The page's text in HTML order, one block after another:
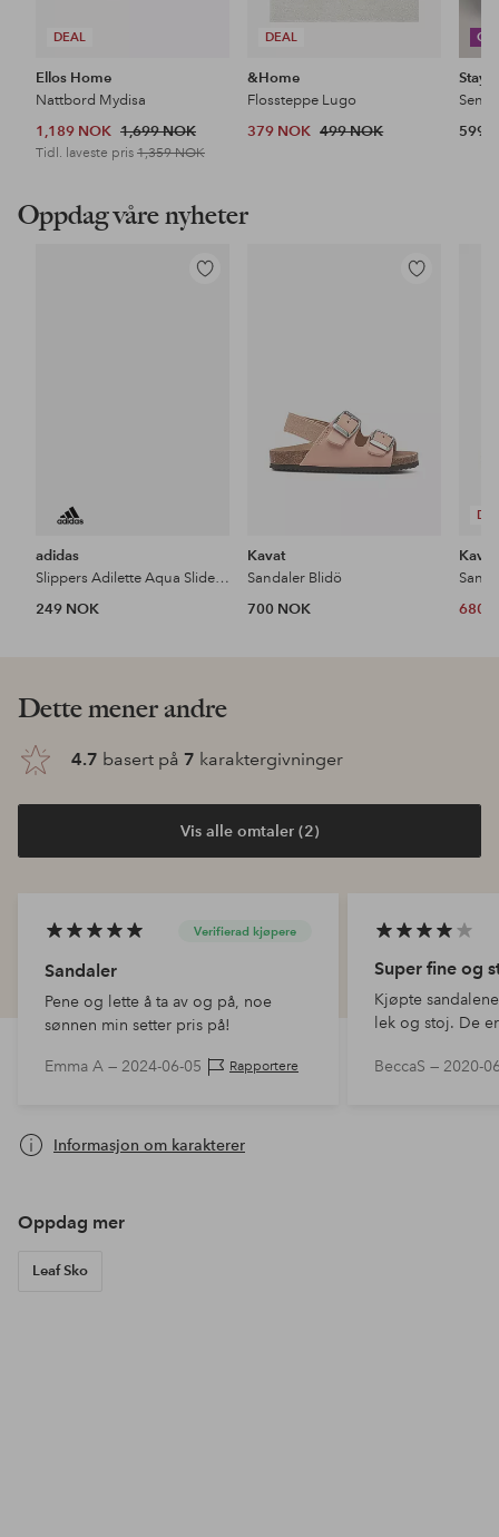
DEAL
Ellos Home
Nattbord Mydisa
1,189 NOK 1,699 NOK
Tidl. laveste pris 1,359 NOK
DEAL
&Home
Flossteppe Lugo
379 NOK 499 NOK 599
Oppdag våre nyheter
Legg
adidas
Slippers Adilette Aqua Slides K
249 NOK
Legg
Kavat
Sandaler Blidö
700 NOK
Kavat
680
Dette mener andre
4.7 basert på 7 karaktergivninger
Vis alle omtaler (2)
Verifierad kjøpere
Sandaler
Pene og lette å ta av og på, noe
sønnen min setter pris på!
Emma A — 2024-06-05 Rapportere
Super fine og
Kjøpte
lek og stoj. De
over hælen ikke
BeccaS — 2020-
Informasjon om karakterer
Oppdag mer
Leaf Sko